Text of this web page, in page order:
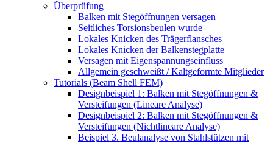
Überprüfung
Balken mit Stegöffnungen versagen
Seitliches Torsionsbeulen wurde
Lokales Knicken des Trägerflansches
Lokales Knicken der Balkenstegplatte
Versagen mit Eigenspannungseinfluss
Allgemein geschweißt / Kaltgeformte Mitglieder
Tutorials (Beam Shell FEM)
Designbeispiel 1: Balken mit Stegöffnungen &
Versteifungen (Lineare Analyse)
Designbeispiel 2: Balken mit Stegöffnungen &
Versteifungen (Nichtlineare Analyse)
Beispiel 3. Beulanalyse von Stahlstützen mit